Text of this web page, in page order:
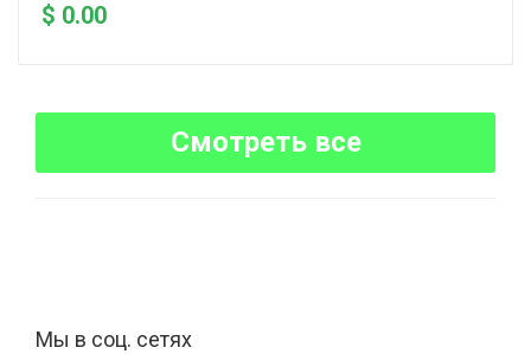
$ 0.00
Смотреть все
Мы в соц. сетях